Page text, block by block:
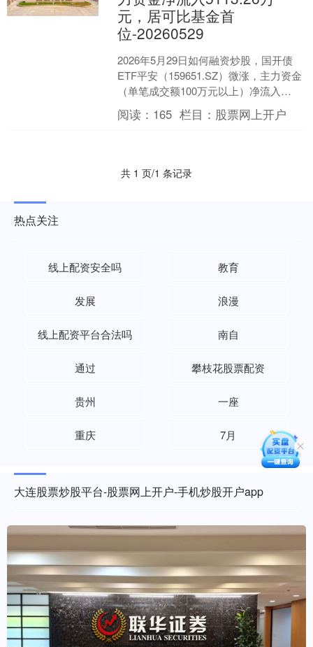
元，居可比基金首
位-20260529
2026年5月29日如何融资炒股，国开债
ETF平安（159651.SZ）微涨，主力资金
（单笔成交额100万元以上）净流入
5113.26万元，居可比基金首位。（数....
阅读： 165 栏目： 股票网上开户
共 1 页/1 条记录
热点关注
线上配资安全吗 教育
发展 浪漫
线上配资平台合法吗 南自
通过 攀枝花股票配资
贵州 一座
重庆 7月
大连股票炒股平台-股票网上开户-手机炒股开户app